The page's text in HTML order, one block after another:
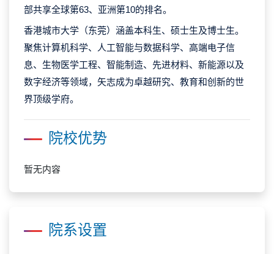
部共享全球第63、亚洲第10的排名。
香港城市大学（东莞）涵盖本科生、硕士生及博士生。
聚焦计算机科学、人工智能与数据科学、高端电子信
息、生物医学工程、智能制造、先进材料、新能源以及
数字经济等领域，矢志成为卓越研究、教育和创新的世
界顶级学府。
院校优势
暂无内容
院系设置